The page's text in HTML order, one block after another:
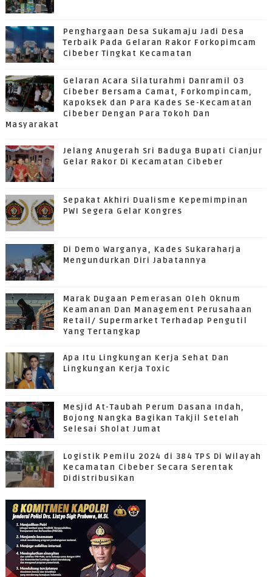
Penghargaan Desa Sukamaju Jadi Desa
Terbaik Pada Gelaran Rakor Forkopimcam
Cibeber Tingkat Kecamatan
Gelaran Acara Silaturahmi Danramil 03
Cibeber Bersama Camat, Forkompincam,
Kapoksek dan Para Kades Se-Kecamatan
Cibeber Dengan Para Tokoh Dan
Masyarakat
Jelang Anugerah Sri Baduga Bupati Cianjur
Gelar Rakor Di Kecamatan Cibeber
Sepakat Akhiri Dualisme Kepemimpinan
PWI Segera Gelar Kongres
Di Demo Warganya, Kades Sukaraharja
Mengundurkan Diri Jabatannya
Marak Dugaan Pemerasan Oleh Oknum
Keamanan Dan Management Perusahaan
Retail/ Supermarket Terhadap Pengutil
Yang Tertangkap
Apa Itu Lingkungan Kerja Sehat Dan
Lingkungan Kerja Toxic
Mesjid At-Taubah Perum Dasana Indah,
Bojong Nangka Bagikan Takjil Setelah
Selesai Sholat Jumat
Logistik Pemilu 2024 di 384 TPS Di Wilayah
Kecamatan Cibeber Secara Serentak
Didistribusikan